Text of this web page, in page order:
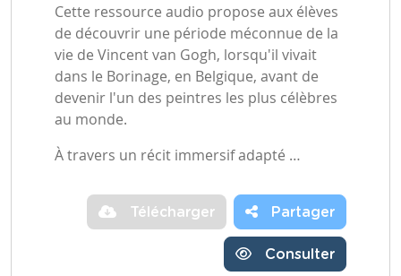
Cette ressource audio propose aux élèves
de découvrir une période méconnue de la
vie de Vincent van Gogh, lorsqu'il vivait
dans le Borinage, en Belgique, avant de
devenir l'un des peintres les plus célèbres
au monde.
À travers un récit immersif adapté …
Télécharger Partager
Consulter